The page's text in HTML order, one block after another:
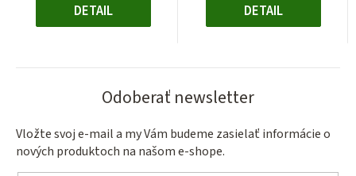
DETAIL DETAIL
Odoberať newsletter
Vložte svoj e-mail a my Vám budeme zasielať informácie o
nových produktoch na našom e-shope.